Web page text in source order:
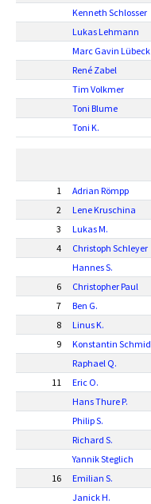
Kenneth Schlosser
Lukas Lehmann
Marc Gavin Lübeck
René Zabel
Tim Volkmer
Toni Blume
Toni K.
1 Adrian Römpp
2
Lene Kruschina
3
Lukas M.
4
Christoph Schleyer
Hannes S.
6
Christopher Paul
7
Ben G.
8
Linus K.
9
Konstantin Schmid
Raphael Q.
11
Eric O.
Hans Thure P.
Philip S.
Richard S.
Yannik Steglich
16
Emilian S.
Janick H.